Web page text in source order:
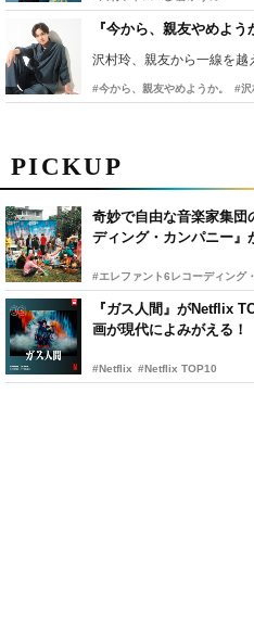
PICKUP
奇妙で自由な音楽家集団
ディング・カンパニー』
#エレファント6レコーディング
『ガス人間』がNetflix
画が現代によみがえる！
#Netflix #Netflix TOP10
『今から、親友やめよ
沢村玲、親友から一線を
#今から、親友やめようか。 #沢